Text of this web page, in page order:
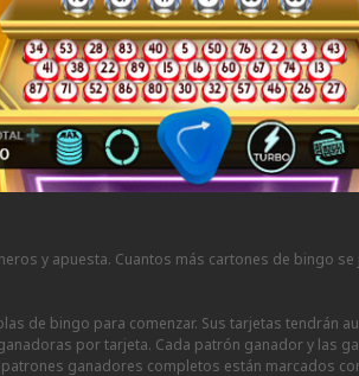
y apuesta. Cuantos más cartones de bingo
de bingo para comenzar. Sus tarjetas
por tarjeta. Cada patrón ganador y las
ganadores completos están marcados